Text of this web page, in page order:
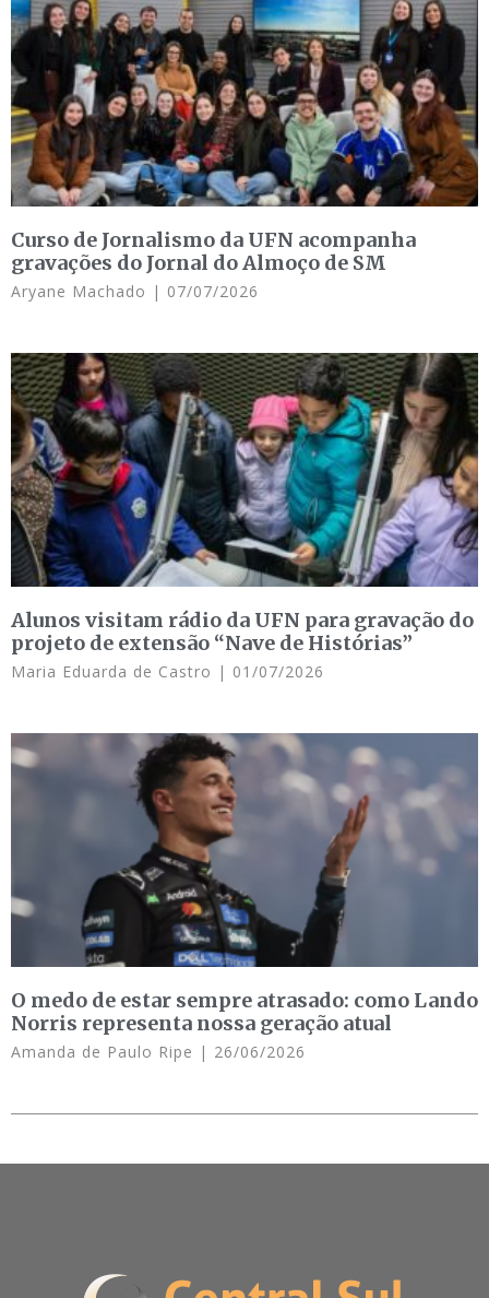
Curso de Jornalismo da UFN acompanha
gravações do Jornal do Almoço de SM
Aryane Machado 07/07/2026
Alunos visitam rádio da UFN para gravação do
projeto de extensão “Nave de Histórias”
Maria Eduarda de Castro 01/07/2026
O medo de estar sempre atrasado: como Lando
Norris representa nossa geração atual
Amanda de Paulo Ripe 26/06/2026